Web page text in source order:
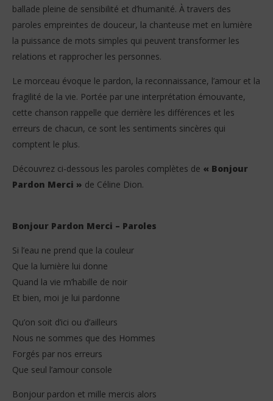
Céline Dion – Bonjour Pardon Merci (Lyrics / Paroles)
3
juillet
2026
ballade pleine de sensibilité et d’humanité. À travers des
paroles empreintes de douceur, la chanteuse met en lumière
la puissance de mots simples qui peuvent transformer les
relations et rapprocher les personnes.
Le morceau évoque le pardon, la reconnaissance, l’amour et la
fragilité de la vie. Portée par une interprétation émouvante,
cette chanson rappelle que derrière les différences et les
erreurs de chacun, ce sont les sentiments sincères qui
comptent le plus.
Découvrez ci-dessous les paroles complètes de « Bonjour
Pardon Merci » de Céline Dion.
Bonjour Pardon Merci – Paroles
Si l’eau ne prend que la couleur
Que la lumière lui donne
Quand la vie m’habille de noir
Et bien, moi je lui pardonne
Qu’on soit d’ici ou d’ailleurs
Nous ne sommes que des Hommes
Forgés par nos erreurs
Que seul l’amour console
Bonjour pardon et mille mercis alors